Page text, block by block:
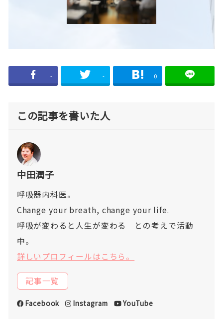
- - 0
この記事を書いた人
中田潤子
呼吸器内科医。
Change your breath, change your life.
呼吸が変わると人生が変わる との考えで活動
中。
詳しいプロフィールはこちら。
記事一覧
Facebook Instagram YouTube